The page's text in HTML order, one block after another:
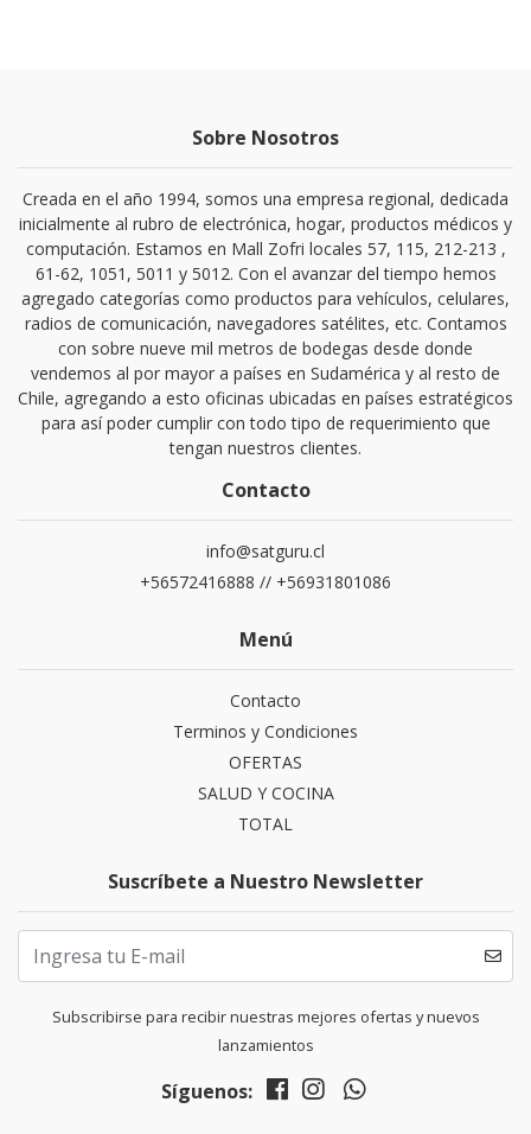
Sobre Nosotros
Creada en el año 1994, somos una empresa regional, dedicada
inicialmente al rubro de electrónica, hogar, productos médicos y
computación. Estamos en Mall Zofri locales 57, 115, 212-213 ,
61-62, 1051, 5011 y 5012. Con el avanzar del tiempo hemos
agregado categorías como productos para vehículos, celulares,
radios de comunicación, navegadores satélites, etc. Contamos
con sobre nueve mil metros de bodegas desde donde
vendemos al por mayor a países en Sudamérica y al resto de
Chile, agregando a esto oficinas ubicadas en países estratégicos
para así poder cumplir con todo tipo de requerimiento que
tengan nuestros clientes.
Contacto
info@satguru.cl
+56572416888 // +56931801086
Menú
Contacto
Terminos y Condiciones
OFERTAS
SALUD Y COCINA
TOTAL
Suscríbete a Nuestro Newsletter
Subscribirse para recibir nuestras mejores ofertas y nuevos
lanzamientos
Síguenos: